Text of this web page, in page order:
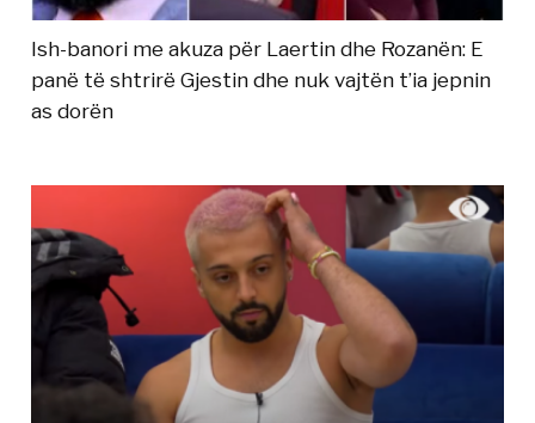
Ish-banori me akuza për Laertin dhe Rozanën: E
panë të shtrirë Gjestin dhe nuk vajtën t’ia jepnin
as dorën